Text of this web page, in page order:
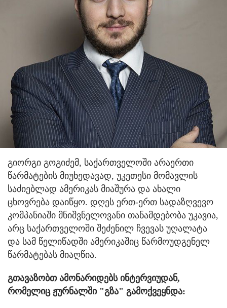
გიორგი გოგიძემ, საქართველოში არაერთი
წარმატების მიუხედავად, უკეთესი მომავლის
საძიებლად ამერიკას მიაშურა და ახალი
ცხოვრება დაიწყო. დღეს ერთ-ერთ სადაზღვევო
კომპანიაში მნიშვნელოვანი თანამდებობა უკავია,
არც საქართველოში შეძენილ ჩვევას უღალატა
და სამ წელიწადში ამერიკაშიც წარმოუდგენელ
წარმატებას მიაღწია.
გთავაზობთ ამონარიდებს ინტერვიუდან,
რომელიც ჟურნალში "გზა" გამოქვეყნდა: